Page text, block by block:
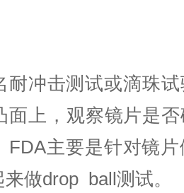
耐冲击测试或滴珠
上， 观察镜片是
FDA主要是针对镜
做drop ball测试。